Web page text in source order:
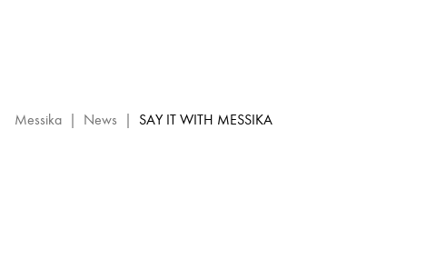
Diamantschmuck
Messika | News | SAY IT WITH MESSIKA